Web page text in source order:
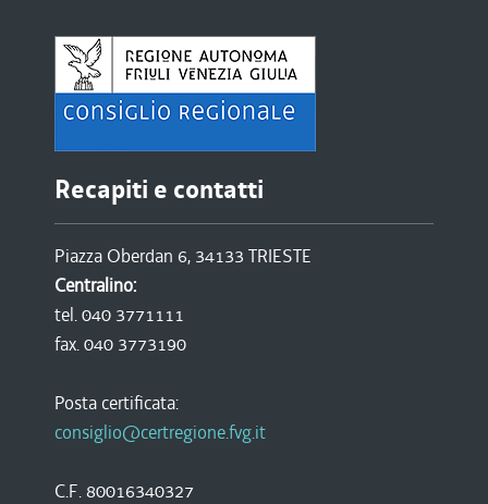
Recapiti e contatti
Piazza Oberdan 6, 34133 TRIESTE
Centralino:
tel. 040 3771111
fax. 040 3773190
Posta certificata:
consiglio@certregione.fvg.it
C.F. 80016340327